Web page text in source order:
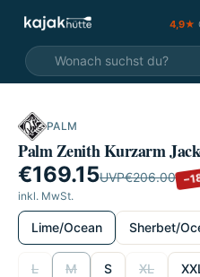
4,9★
SALEPALM
Palm Zenith Kurzarm
€169.15UVP€206.00
inkl. MwSt.
wählen
Lime/Ocean Sherbet/
wählen
L M S XL